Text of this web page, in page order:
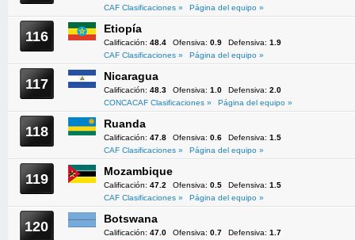
CAF Clasificaciones »
Página del equipo »
116 Etiopía
Calificación: 48.4 Ofensiva: 0.9 Defensiva: 1.9
CAF Clasificaciones »
Página del equipo »
117 Nicaragua
Calificación: 48.3 Ofensiva: 1.0 Defensiva: 2.0
CONCACAF Clasificaciones »
Página del equipo »
118 Ruanda
Calificación: 47.8 Ofensiva: 0.6 Defensiva: 1.5
CAF Clasificaciones »
Página del equipo »
119 Mozambique
Calificación: 47.2 Ofensiva: 0.5 Defensiva: 1.5
CAF Clasificaciones »
Página del equipo »
120 Botswana
Calificación: 47.0 Ofensiva: 0.7 Defensiva: 1.7